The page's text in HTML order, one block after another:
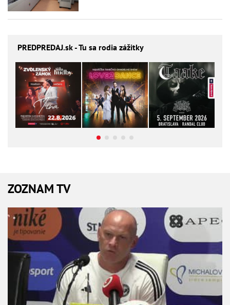
PREDPREDAJ.sk - Tu sa rodia zážitky
ZOZNAM TV